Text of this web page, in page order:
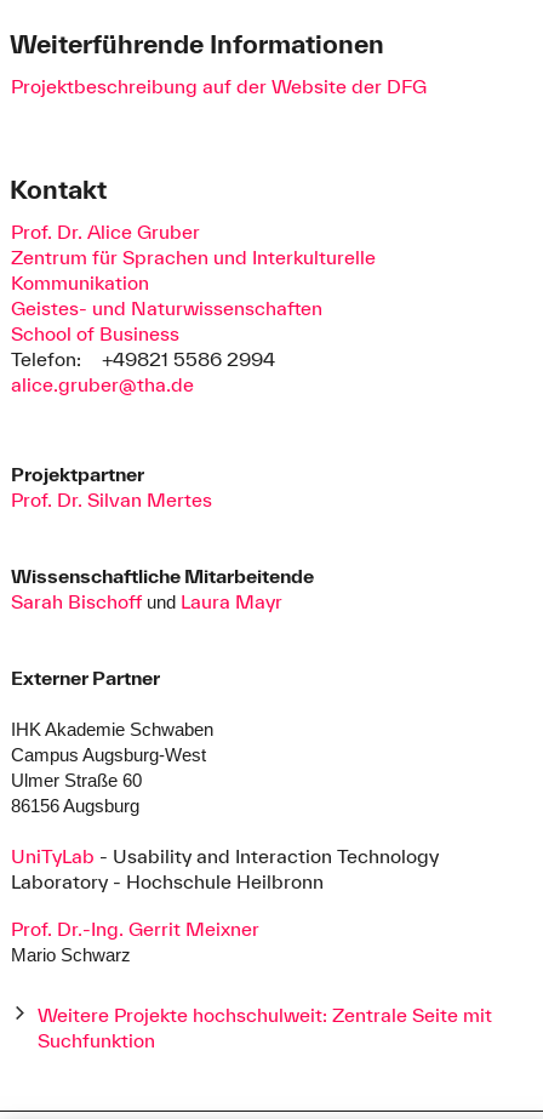
Weiterführende Informationen
Projektbeschreibung auf der Website der DFG
Kontakt
Prof. Dr. Alice Gruber
Zentrum für Sprachen und Interkulturelle
Kommunikation
Geistes- und Naturwissenschaften
School of Business
Telefon:
+49821 5586 2994
alice.gruber@tha.de
Projektpartner
Prof. Dr. Silvan Mertes
Wissenschaftliche Mitarbeitende
Sarah Bischoff und Laura Mayr
Externer Partner
IHK Akademie Schwaben
Campus Augsburg-West
Ulmer Straße 60
86156 Augsburg
UniTyLab - Usability and Interaction Technology
Laboratory - Hochschule Heilbronn
Prof. Dr.-Ing. Gerrit Meixner
Mario Schwarz
Weitere Projekte hochschulweit: Zentrale Seite mit
Suchfunktion